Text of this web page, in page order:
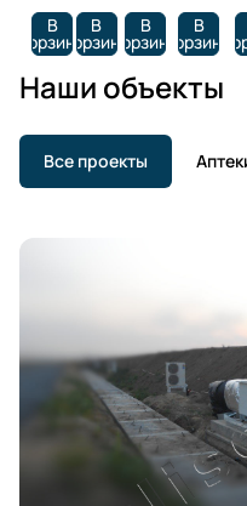
В
корзину
В
корзину
В
корзину
В
корзину
Наши объекты
Все проекты